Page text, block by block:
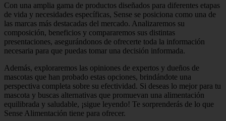
Con una amplia gama de productos diseñados para diferentes etapas
de vida y necesidades específicas, Sense se posiciona como una de
las marcas más destacadas del mercado. Analizaremos su
composición, beneficios y compararemos sus distintas
presentaciones, asegurándonos de ofrecerte toda la información
necesaria para que puedas tomar una decisión informada.
Además, exploraremos las opiniones de expertos y dueños de
mascotas que han probado estas opciones, brindándote una
perspectiva completa sobre su efectividad. Si deseas lo mejor para tu
mascota y buscas alternativas que promuevan una alimentación
equilibrada y saludable, ¡sigue leyendo! Te sorprenderás de lo que
Sense Alimentación tiene para ofrecer.